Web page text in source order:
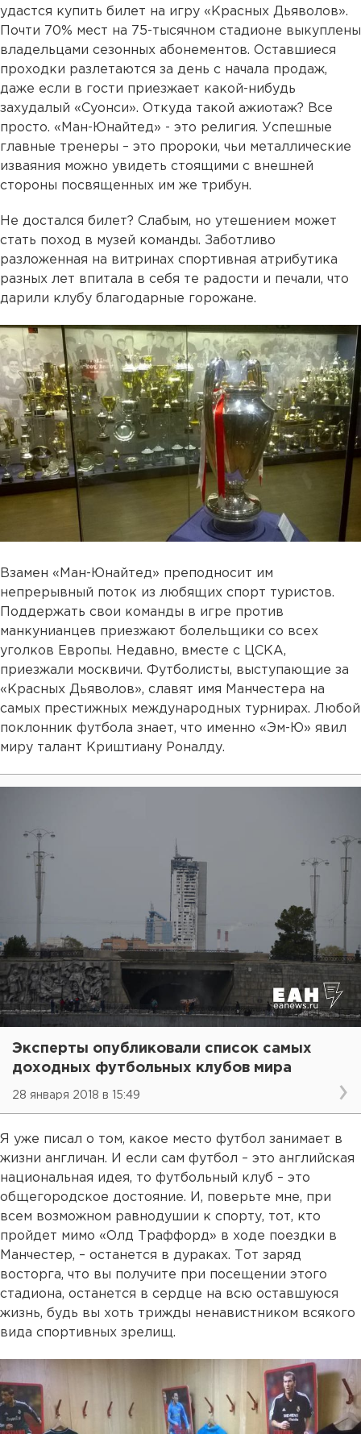
удастся купить билет на игру «Красных Дьяволов».
Почти 70% мест на 75-тысячном стадионе выкуплены
владельцами сезонных абонементов. Оставшиеся
проходки разлетаются за день с начала продаж,
даже если в гости приезжает какой-нибудь
захудалый «Суонси». Откуда такой ажиотаж? Все
просто. «Ман-Юнайтед» - это религия. Успешные
главные тренеры – это пророки, чьи металлические
изваяния можно увидеть стоящими с внешней
стороны посвященных им же трибун.
Не достался билет? Слабым, но утешением может
стать поход в музей команды. Заботливо
разложенная на витринах спортивная атрибутика
разных лет впитала в себя те радости и печали, что
дарили клубу благодарные горожане.
Взамен «Ман-Юнайтед» преподносит им
непрерывный поток из любящих спорт туристов.
Поддержать свои команды в игре против
манкунианцев приезжают болельщики со всех
уголков Европы. Недавно, вместе с ЦСКА,
приезжали москвичи. Футболисты, выступающие за
«Красных Дьяволов», славят имя Манчестера на
самых престижных международных турнирах. Любой
поклонник футбола знает, что именно «Эм-Ю» явил
миру талант Криштиану Роналду.
Эксперты опубликовали список самых
доходных футбольных клубов мира
28 января 2018 в 15:49
Я уже писал о том, какое место футбол занимает в
жизни англичан. И если сам футбол – это английская
национальная идея, то футбольный клуб – это
общегородское достояние. И, поверьте мне, при
всем возможном равнодушии к спорту, тот, кто
пройдет мимо «Олд Траффорд» в ходе поездки в
Манчестер, – останется в дураках. Тот заряд
восторга, что вы получите при посещении этого
стадиона, останется в сердце на всю оставшуюся
жизнь, будь вы хоть трижды ненавистником всякого
вида спортивных зрелищ.